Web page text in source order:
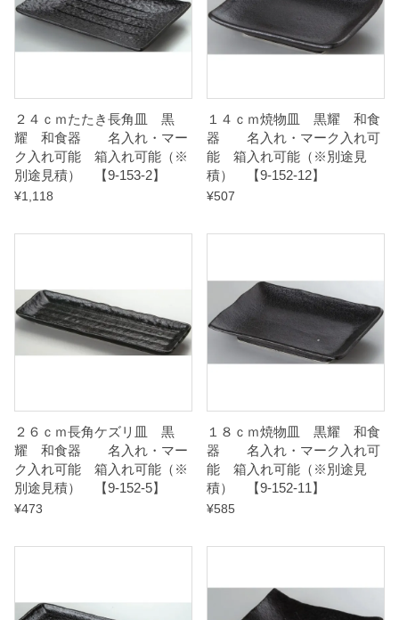
別
見
積
）
【
4
q
u
a
n
i
２４ｃｍたたき長角皿 黒
耀 和食器 名入れ・マー
ク入れ可能 箱入れ可能（※
別途見積） 【9-153-2】
¥1,118
１４ｃｍ焼物皿 黒耀 和食
器 名入れ・マーク入れ可
能 箱入れ可能（※別途見
積） 【9-152-12】
¥507
２６ｃｍ長角ケズリ皿 黒
耀 和食器 名入れ・マー
ク入れ可能 箱入れ可能（※
別途見積） 【9-152-5】
¥473
１８ｃｍ焼物皿 黒耀 和食
器 名入れ・マーク入れ可
能 箱入れ可能（※別途見
積） 【9-152-11】
¥585